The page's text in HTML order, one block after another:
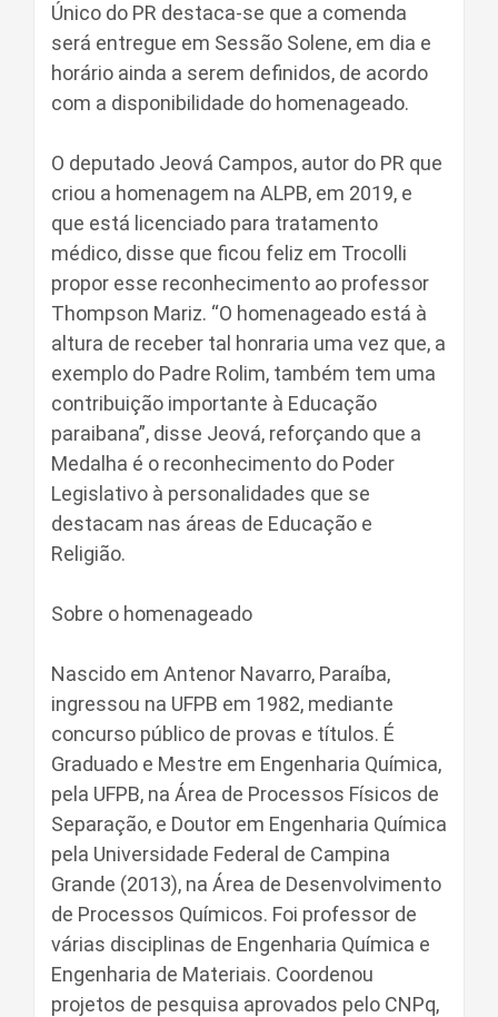
Único do PR destaca-se que a comenda
será entregue em Sessão Solene, em dia e
horário ainda a serem definidos, de acordo
com a disponibilidade do homenageado.
O deputado Jeová Campos, autor do PR que
criou a homenagem na ALPB, em 2019, e
que está licenciado para tratamento
médico, disse que ficou feliz em Trocolli
propor esse reconhecimento ao professor
Thompson Mariz. “O homenageado está à
altura de receber tal honraria uma vez que, a
exemplo do Padre Rolim, também tem uma
contribuição importante à Educação
paraibana”, disse Jeová, reforçando que a
Medalha é o reconhecimento do Poder
Legislativo à personalidades que se
destacam nas áreas de Educação e
Religião.
Sobre o homenageado
Nascido em Antenor Navarro, Paraíba,
ingressou na UFPB em 1982, mediante
concurso público de provas e títulos. É
Graduado e Mestre em Engenharia Química,
pela UFPB, na Área de Processos Físicos de
Separação, e Doutor em Engenharia Química
pela Universidade Federal de Campina
Grande (2013), na Área de Desenvolvimento
de Processos Químicos. Foi professor de
várias disciplinas de Engenharia Química e
Engenharia de Materiais. Coordenou
projetos de pesquisa aprovados pelo CNPq,